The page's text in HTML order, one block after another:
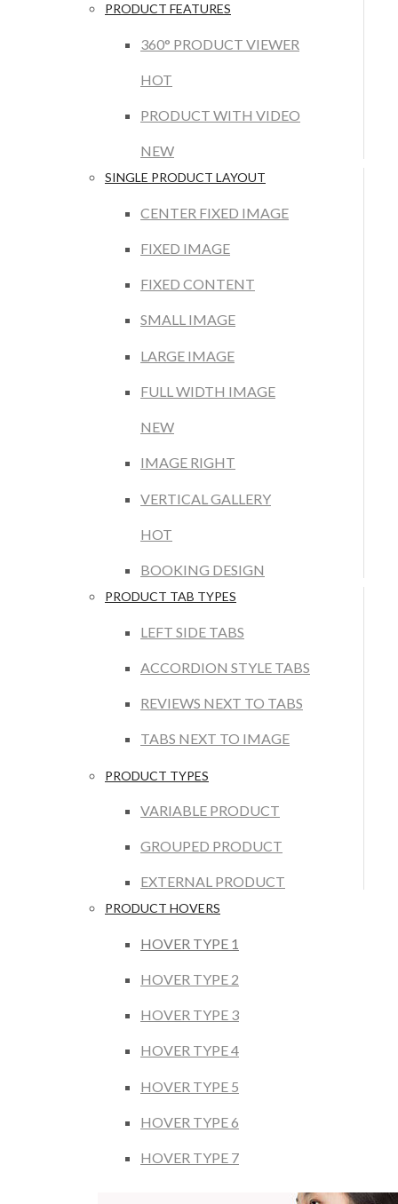
PRODUCT FEATURES
360° PRODUCT VIEWER
HOT
PRODUCT WITH VIDEO
NEW
SINGLE PRODUCT LAYOUT
CENTER FIXED IMAGE
FIXED IMAGE
FIXED CONTENT
SMALL IMAGE
LARGE IMAGE
FULL WIDTH IMAGE
NEW
IMAGE RIGHT
VERTICAL GALLERY
HOT
BOOKING DESIGN
PRODUCT TAB TYPES
LEFT SIDE TABS
ACCORDION STYLE TABS
REVIEWS NEXT TO TABS
TABS NEXT TO IMAGE
PRODUCT TYPES
VARIABLE PRODUCT
GROUPED PRODUCT
EXTERNAL PRODUCT
PRODUCT HOVERS
HOVER TYPE 1
HOVER TYPE 2
HOVER TYPE 3
HOVER TYPE 4
HOVER TYPE 5
HOVER TYPE 6
HOVER TYPE 7